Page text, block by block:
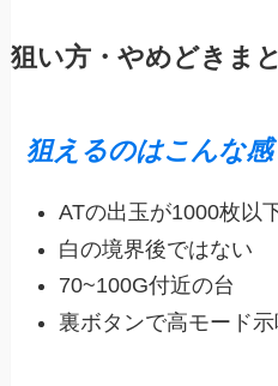
狙い方・やめどきま
狙えるのはこんな感
ATの出玉が1000枚以
白の境界後ではない
70~100G付近の台
裏ボタンで高モード示